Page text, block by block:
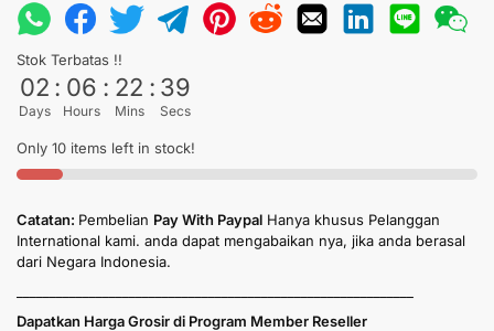
Stok Terbatas !!
02
Days
: 06
Hours
: 22
Mins
: 39
Secs
Only 10 items left in stock!
Catatan: Pembelian Pay With Paypal Hanya khusus Pelanggan
International kami. anda dapat mengabaikan nya, jika anda berasal
dari Negara Indonesia.
Dapatkan Harga Grosir di Program Member Reseller